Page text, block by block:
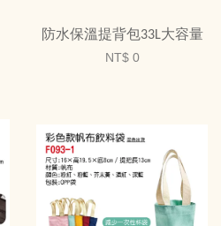
防水保溫提背包33L大容量
NT$ 0